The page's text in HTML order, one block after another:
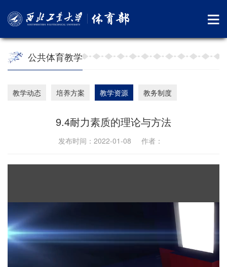
公共体育教学
教学动态 培养方案 教学资源 教务制度
9.4耐力素质的理论与方法
发布时间：2022-01-08 作者：